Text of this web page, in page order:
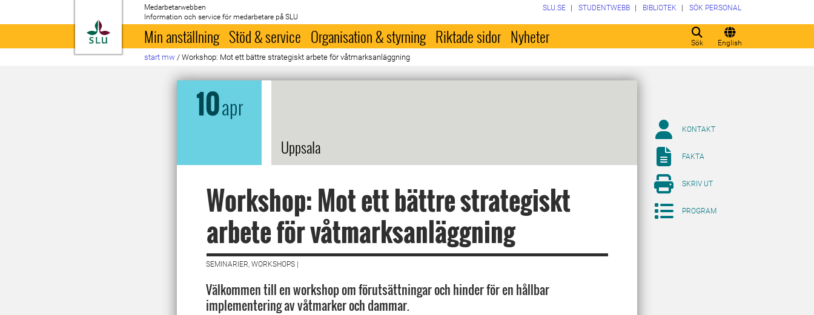
Till startsida
Medarbetarwebben
Information och service för medarbetare på SLU
Sök English
SLU.SE STUDENTWEBB BIBLIOTEK SÖK PERSONAL
Min anställning Stöd & service Organisation & styrning Riktade sidor Nyheter
start mw / Workshop: Mot ett bättre strategiskt arbete för våtmarksanläggning
10apr
Uppsala
Workshop: Mot ett bättre strategiskt
arbete för våtmarksanläggning
SEMINARIER, WORKSHOPS |
Välkommen till en workshop om förutsättningar och hinder för en hållbar
implementering av våtmarker och dammar.
KONTAKT
FAKTA
SKRIV UT
PROGRAM